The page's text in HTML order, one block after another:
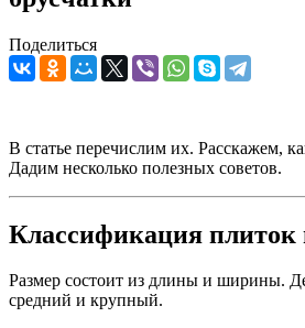
Поделиться
В статье перечислим их. Расскажем,
Дадим несколько полезных советов.
Классификация плиток
Размер состоит из длины и ширины.
средний и крупный.